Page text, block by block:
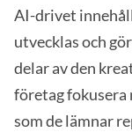
AI-drivet
utvecklas och
delar av den
företag
som de lämnar